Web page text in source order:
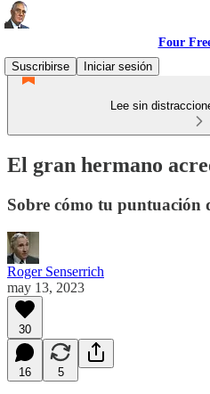
Four
Suscribirse
Iniciar sesión
Lee sin
El gran hermano
Sobre cómo tu puntuación
Roger Senserrich
may 13, 2023
30
16 5